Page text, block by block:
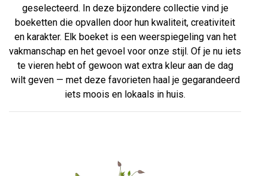
geselecteerd. In deze bijzondere collectie vind je
boeketten die opvallen door hun kwaliteit, creativiteit
en karakter. Elk boeket is een weerspiegeling van het
vakmanschap en het gevoel voor onze stijl. Of je nu iets
te vieren hebt of gewoon wat extra kleur aan de dag
wilt geven — met deze favorieten haal je gegarandeerd
iets moois en lokaals in huis.